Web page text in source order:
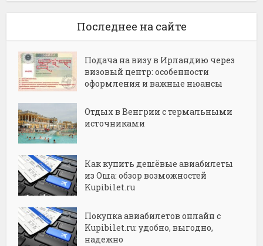
Последнее на сайте
Подача на визу в Ирландию через
визовый центр: особенности
оформления и важные нюансы
Отдых в Венгрии с термальными
источниками
Как купить дешёвые авиабилеты
из Оша: обзор возможностей
Kupibilet.ru
Покупка авиабилетов онлайн с
Kupibilet.ru: удобно, выгодно,
надежно